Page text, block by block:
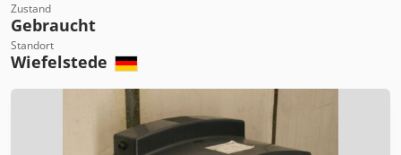
Zustand
Gebraucht
Standort
Wiefelstede